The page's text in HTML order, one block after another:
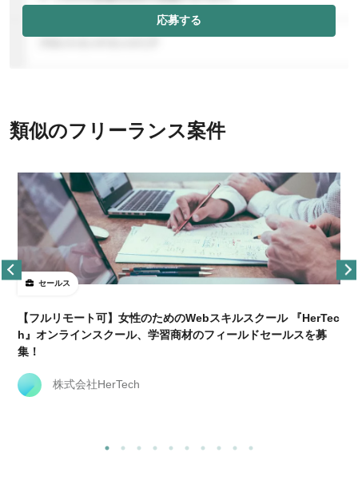
応募する
類似のフリーランス案件
セールス
【フルリモート可】女性のためのWebスキルスクール 『HerTec
h』オンラインスクール、学習商材のフィールドセールスを募
集！
株式会社HerTech